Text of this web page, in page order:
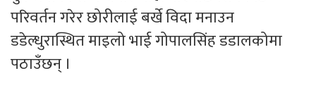
परिवर्तन गरेर छोरीलाई बर्खे विदा मनाउन
डडेल्धुरास्थित माइलो भाई गोपालसिंह डडालकोमा
पठाउँछन् ।